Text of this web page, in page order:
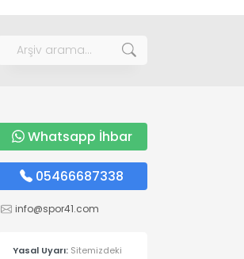
Whatsapp İhbar
05466687338
info@spor41.com
Yasal Uyarı: Sitemizdeki